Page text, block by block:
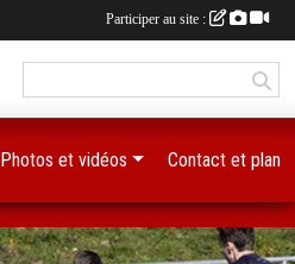
Photos et vidéos Contact et plan
Participer au site :